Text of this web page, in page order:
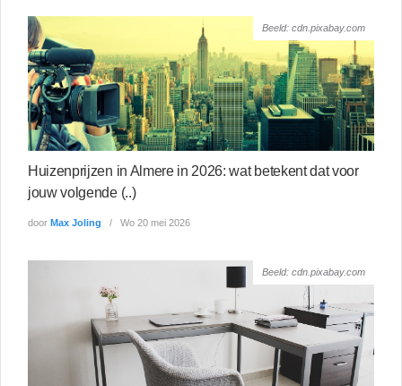
Beeld: cdn.pixabay.com
Huizenprijzen in Almere in 2026: wat betekent dat voor
jouw volgende (..)
door Max Joling Wo 20 mei 2026
Beeld: cdn.pixabay.com